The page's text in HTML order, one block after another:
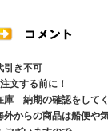
引き不可
文する前に！
庫 納期の確認をして
外からの商品は船便や